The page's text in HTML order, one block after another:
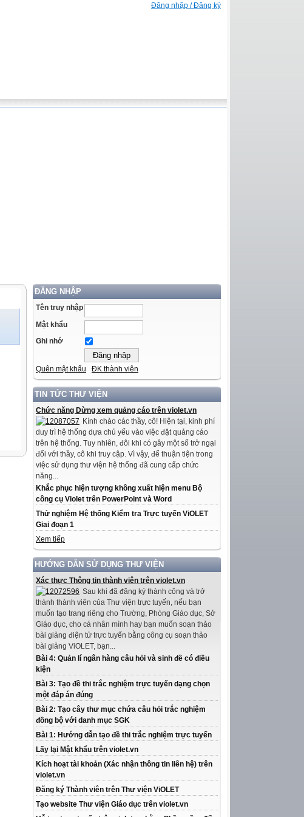
Đăng nhập / Đăng ký
ĐĂNG NHẬP
Tên truy nhập
Mật khẩu
Ghi nhớ
Quên mật khẩu ĐK thành viên
TIN TỨC THƯ VIỆN
Chức năng Dừng xem quảng cáo trên violet.vn
Kính chào các thầy, cô! Hiện tại, kinh phí
duy trì hệ thống dựa chủ yếu vào việc đặt quảng cáo
trên hệ thống. Tuy nhiên, đôi khi có gây một số trở ngại
đối với thầy, cô khi truy cập. Vì vậy, để thuận tiện trong
việc sử dụng thư viện hệ thống đã cung cấp chức
năng...
Khắc phục hiện tượng không xuất hiện menu Bộ
công cụ Violet trên PowerPoint và Word
Thử nghiệm Hệ thống Kiểm tra Trực tuyến ViOLET
Giai đoạn 1
Xem tiếp
HƯỚNG DẪN SỬ DỤNG THƯ VIỆN
Xác thực Thông tin thành viên trên violet.vn
Sau khi đã đăng ký thành công và trở
thành thành viên của Thư viện trực tuyến, nếu bạn
muốn tạo trang riêng cho Trường, Phòng Giáo dục, Sở
Giáo dục, cho cá nhân mình hay bạn muốn soạn thảo
bài giảng điện tử trực tuyến bằng công cụ soạn thảo
bài giảng ViOLET, bạn...
Bài 4: Quản lí ngân hàng câu hỏi và sinh đề có điều
kiện
Bài 3: Tạo đề thi trắc nghiệm trực tuyến dạng chọn
một đáp án đúng
Bài 2: Tạo cây thư mục chứa câu hỏi trắc nghiệm
đồng bộ với danh mục SGK
Bài 1: Hướng dẫn tạo đề thi trắc nghiệm trực tuyến
Lấy lại Mật khẩu trên violet.vn
Kích hoạt tài khoản (Xác nhận thông tin liên hệ) trên
violet.vn
Đăng ký Thành viên trên Thư viện ViOLET
Tạo website Thư viện Giáo dục trên violet.vn